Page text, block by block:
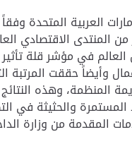
العربية المتحدة
من المنتدى الاقتصادي
في مؤشر قلة تأثير
وأيضاً حققت المرتبة
المنظمة، وهذه
والحثيثة في
المقدمة من وزارة